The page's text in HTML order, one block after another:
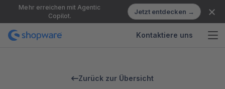
Mehr erreichen mit Agentic
Copilot.
Jetzt entdecken →
Kontaktiere uns
Zurück zur Übersicht